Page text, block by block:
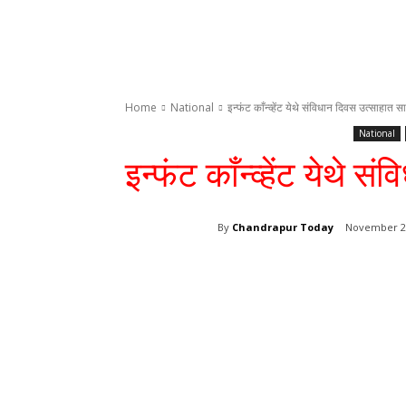
Home National इन्फंट काँन्व्हेंट येथे संविधान दिवस उत्साहात
National
इन्फंट काँन्व्हेंट येथे
By Chandrapur Today November